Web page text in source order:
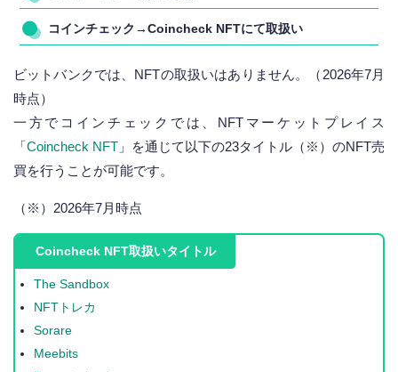
コインチェック→Coincheck NFTにて取扱い
ビットバンクでは、NFTの取扱いはありません。（2026年7月
時点）
一方でコインチェックでは、NFTマーケットプレイス
「Coincheck NFT 」を通じて以下の23タイトル（※）のNFT売
買を行うことが可能です。
（※）2026年7月時点
Coincheck NFT取扱いタイトル
The Sandbox
NFTトレカ
Sorare
Meebits